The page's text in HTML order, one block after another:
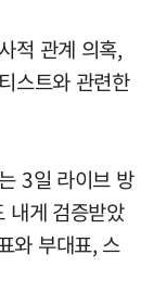
적 관계 의혹,
스트와 관련한
3일 라이브 방
내게 검증받았
와 부대표, 스